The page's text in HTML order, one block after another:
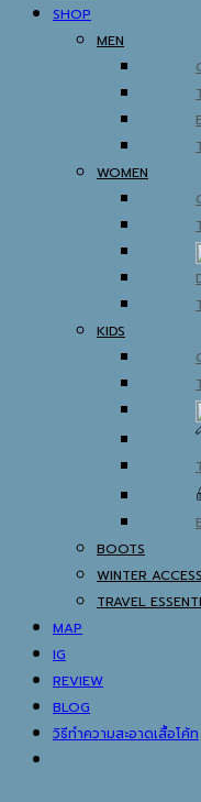
SHOP
MEN
WOMEN
KIDS
BOOTS
WINTER
TRAVEL
MAP
IG
REVIEW
BLOG
วิธีทำความสะอาดเสื้อโค้ท